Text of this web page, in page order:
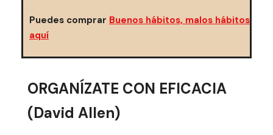
Puedes comprar Buenos hábitos, malos hábitos
aquí
ORGANÍZATE CON EFICACIA
(David Allen)